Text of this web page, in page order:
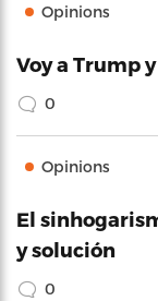
Opinions
Voy a Trump
0
Opinions
El
y solución
0